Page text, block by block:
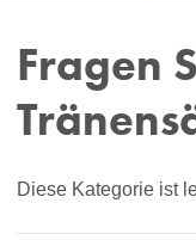
Fragen
Diese Kategorie ist